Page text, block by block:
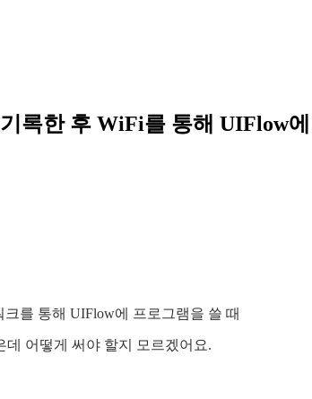
록한 후 WiFi를 통해 UIFlow
를 통해 UIFlow에 프로그램을 쓸 때
어떻게 써야 할지 모르겠어요.